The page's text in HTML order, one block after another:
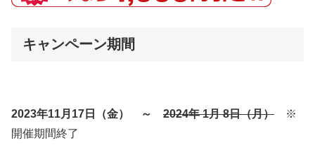
キャンペーン期間
2023年11月17日（金） ～ 2024年 1月 8日（月） ※
開催期間終了